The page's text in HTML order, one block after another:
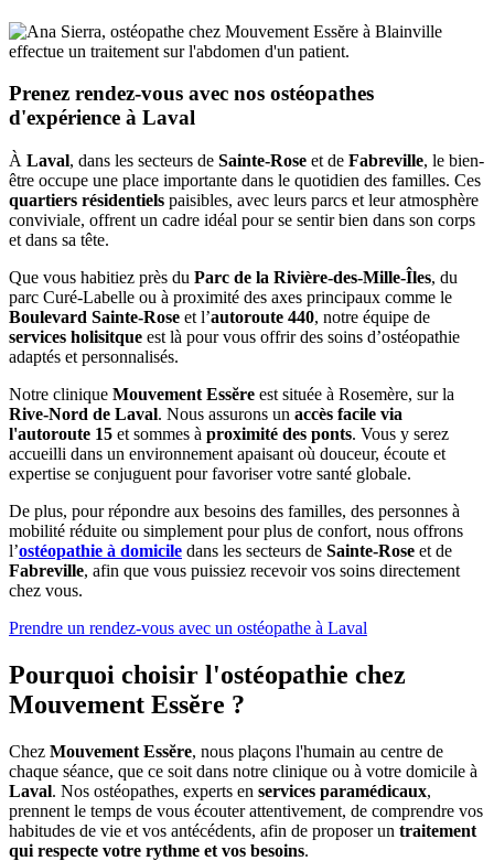
Prenez rendez-vous avec nos ostéopathes
d'expérience à Laval
À Laval, dans les secteurs de Sainte-Rose et de Fabreville, le bien-
être occupe une place importante dans le quotidien des familles. Ces
quartiers résidentiels paisibles, avec leurs parcs et leur atmosphère
conviviale, offrent un cadre idéal pour se sentir bien dans son corps
et dans sa tête.
Que vous habitiez près du Parc de la Rivière-des-Mille-Îles, du
parc Curé-Labelle ou à proximité des axes principaux comme le
Boulevard Sainte-Rose et l’autoroute 440, notre équipe de
services holisitque est là pour vous offrir des soins d’ostéopathie
adaptés et personnalisés.
Notre clinique Mouvement Essĕre est située à Rosemère, sur la
Rive-Nord de Laval. Nous assurons un accès facile via
l'autoroute 15 et sommes à proximité des ponts. Vous y serez
accueilli dans un environnement apaisant où douceur, écoute et
expertise se conjuguent pour favoriser votre santé globale.
De plus, pour répondre aux besoins des familles, des personnes à
mobilité réduite ou simplement pour plus de confort, nous offrons
l’ostéopathie à domicile dans les secteurs de Sainte-Rose et de
Fabreville, afin que vous puissiez recevoir vos soins directement
chez vous.
Prendre un rendez-vous avec un ostéopathe à Laval
Pourquoi choisir l'ostéopathie chez
Mouvement Essĕre ?
Chez Mouvement Essĕre, nous plaçons l'humain au centre de
chaque séance, que ce soit dans notre clinique ou à votre domicile à
Laval. Nos ostéopathes, experts en services paramédicaux,
prennent le temps de vous écouter attentivement, de comprendre vos
habitudes de vie et vos antécédents, afin de proposer un traitement
qui respecte votre rythme et vos besoins.